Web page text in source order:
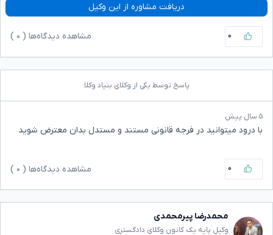
دریافت مشاوره از این وکیل
۰ مشاهده دیدگاه‌ها ( ۰
پاسخ توسط یکی از وکلای بنیاد وکلا
۵ سال پیش
با درود میتوانید در فرجه قانونی مستند و مستدل بدان معترض شوید
۰ مشاهده دیدگاه‌ها ( ۰
محمدرضا پیرمحمدی
وکیل پایه یک کانون وکلای دادگستری